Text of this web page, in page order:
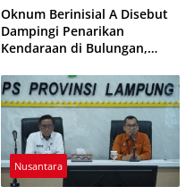
Oknum Berinisial A Disebut
Dampingi Penarikan
Kendaraan di Bulungan,
Nusantara